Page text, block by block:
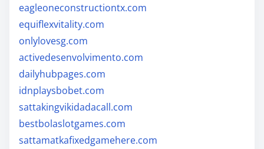
eagleoneconstructiontx.com
equiflexvitality.com
onlylovesg.com
activedesenvolvimento.com
dailyhubpages.com
idnplaysbobet.com
sattakingvikidadacall.com
bestbolaslotgames.com
sattamatkafixedgamehere.com